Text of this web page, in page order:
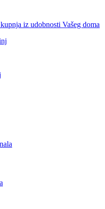
iz udobnosti Vašeg doma